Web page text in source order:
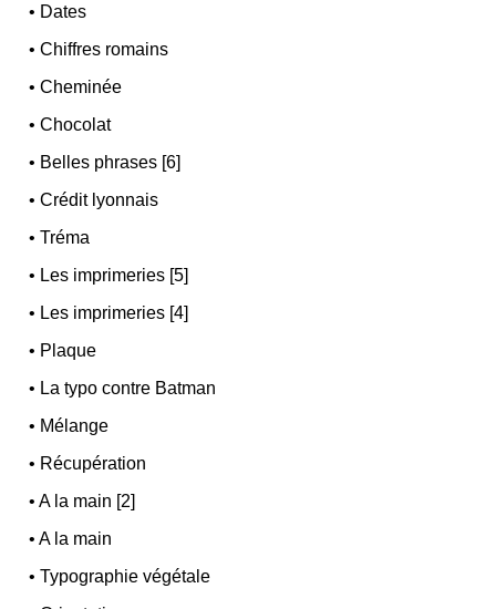
• Dates
•Chiffres romains
•Cheminée
•Chocolat
• Belles phrases [6]
•Crédit lyonnais
•Tréma
• Les imprimeries [5]
• Les imprimeries [4]
• Plaque
• La typo contre Batman
• Mélange
• Récupération
•A la main [2]
•A la main
•Typographie végétale